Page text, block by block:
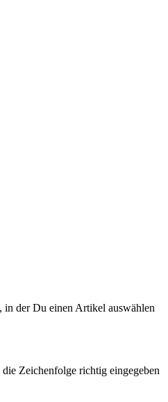
der Du einen Artikel auswählen
Zeichenfolge richtig eingegeben